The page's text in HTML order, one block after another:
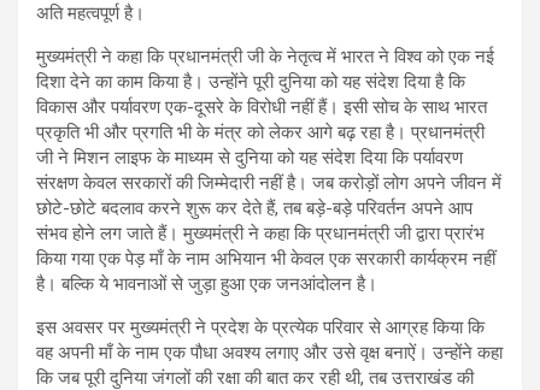
अति महत्वपूर्ण है।
मुख्यमंत्री ने कहा कि प्रधानमंत्री जी के नेतृत्व में भारत ने विश्व को एक नई
दिशा देने का काम किया है। उन्होंने पूरी दुनिया को यह संदेश दिया है कि
विकास और पर्यावरण एक-दूसरे के विरोधी नहीं हैं। इसी सोच के साथ भारत
प्रकृति भी और प्रगति भी के मंत्र को लेकर आगे बढ़ रहा है। प्रधानमंत्री
जी ने मिशन लाइफ के माध्यम से दुनिया को यह संदेश दिया कि पर्यावरण
संरक्षण केवल सरकारों की जिम्मेदारी नहीं है। जब करोड़ों लोग अपने जीवन में
छोटे-छोटे बदलाव करने शुरू कर देते हैं, तब बड़े-बड़े परिवर्तन अपने आप
संभव होने लग जाते हैं। मुख्यमंत्री ने कहा कि प्रधानमंत्री जी द्वारा प्रारंभ
किया गया एक पेड़ माँ के नाम अभियान भी केवल एक सरकारी कार्यक्रम नहीं
है। बल्कि ये भावनाओं से जुड़ा हुआ एक जनआंदोलन है।
इस अवसर पर मुख्यमंत्री ने प्रदेश के प्रत्येक परिवार से आग्रह किया कि
वह अपनी माँ के नाम एक पौधा अवश्य लगाए और उसे वृक्ष बनाऐं। उन्होंने कहा
कि जब पूरी दुनिया जंगलों की रक्षा की बात कर रही थी, तब उत्तराखंड की